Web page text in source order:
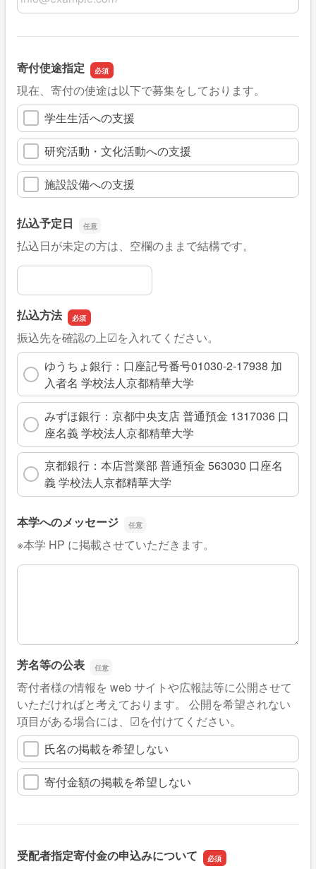
寄付使途指定
現在、寄付の使途は以下で募集をしております。
学生生活への支援
研究活動・文化活動への支援
施設設備への支援
払込予定日
払込日が未定の方は、空欄のままで結構です。
払込予定日
払込方法
振込先を確認の上☑を入れてください。
ゆうちょ銀行：口座記号番号01030-2-17938 加
入者名 学校法人京都精華大学
みずほ銀行：京都中央支店 普通預金 1317036 口
座名義 学校法人京都精華大学
京都銀行：本店営業部 普通預金 563030 口座名
義 学校法人京都精華大学
本学へのメッセージ
※本学 HP に掲載させていただきます。
本学へのメッセージ
芳名等の公表
寄付者様の情報を web サイトや広報誌等に公開させて
いただければと考えております。 公開を希望されない
項目がある場合には、☑を付けてください。
氏名の掲載を希望しない
寄付金額の掲載を希望しない
受配者指定寄付金の申込みについて